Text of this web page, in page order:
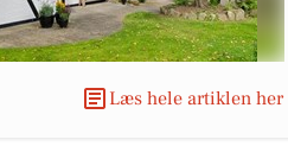
Læs hele artiklen her